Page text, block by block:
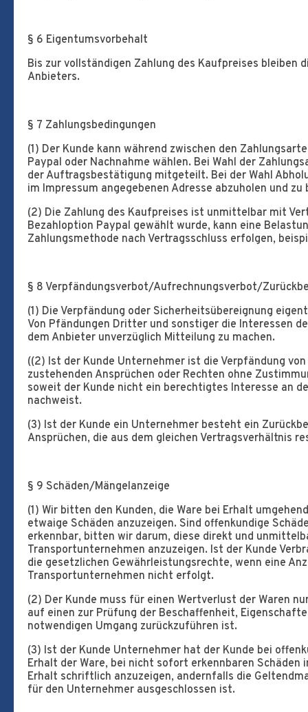
§ 6 Eigentumsvorbehalt
Bis zur vollständigen Zahlung des Kaufpreises bleiben
Anbieters.
§ 7 Zahlungsbedingungen
(1) Der Kunde kann während zwischen den
Paypal oder Nachnahme wählen. Bei Wahl der
der Auftragsbestätigung mitgeteilt. Bei der Wahl
im Impressum angegebenen Adresse abzuholen und zu
(2) Die Zahlung des Kaufpreises ist unmittelbar mit
Bezahloption Paypal gewählt wurde, kann eine
Zahlungsmethode nach Vertragsschluss erfolgen,
§ 8 Verpfändungsverbot/Aufrechnungsverbot/
(1) Die Verpfändung oder Sicherheitsübereignung
Von Pfändungen Dritter und sonstiger die Interessen
dem Anbieter unverzüglich Mitteilung zu machen.
((2) Ist der Kunde Unternehmer ist die Verpfändung
zustehenden Ansprüchen oder Rechten ohne
soweit der Kunde nicht ein berechtigtes Interesse an
nachweist.
(3) Ist der Kunde ein Unternehmer besteht ein
Ansprüchen, die aus dem gleichen Vertragsverhältnis
§ 9 Schäden/Mängelanzeige
(1) Wir bitten den Kunden, die Ware bei Erhalt
etwaige Schäden anzuzeigen. Sind offenkundige
erkennbar, bitten wir darum, diese direkt und
Transportunternehmen anzuzeigen. Ist der Kunde
die gesetzlichen Gewährleistungsrechte, wenn eine
Transportunternehmen nicht erfolgt.
(2) Der Kunde muss für einen Wertverlust der Waren
auf einen zur Prüfung der Beschaffenheit,
notwendigen Umgang zurückzuführen ist.
(3) Ist der Kunde Unternehmer hat der Kunde bei
Erhalt der Ware, bei nicht sofort erkennbaren Schäden
Erhalt schriftlich anzuzeigen, andernfalls die
für den Unternehmer ausgeschlossen ist.